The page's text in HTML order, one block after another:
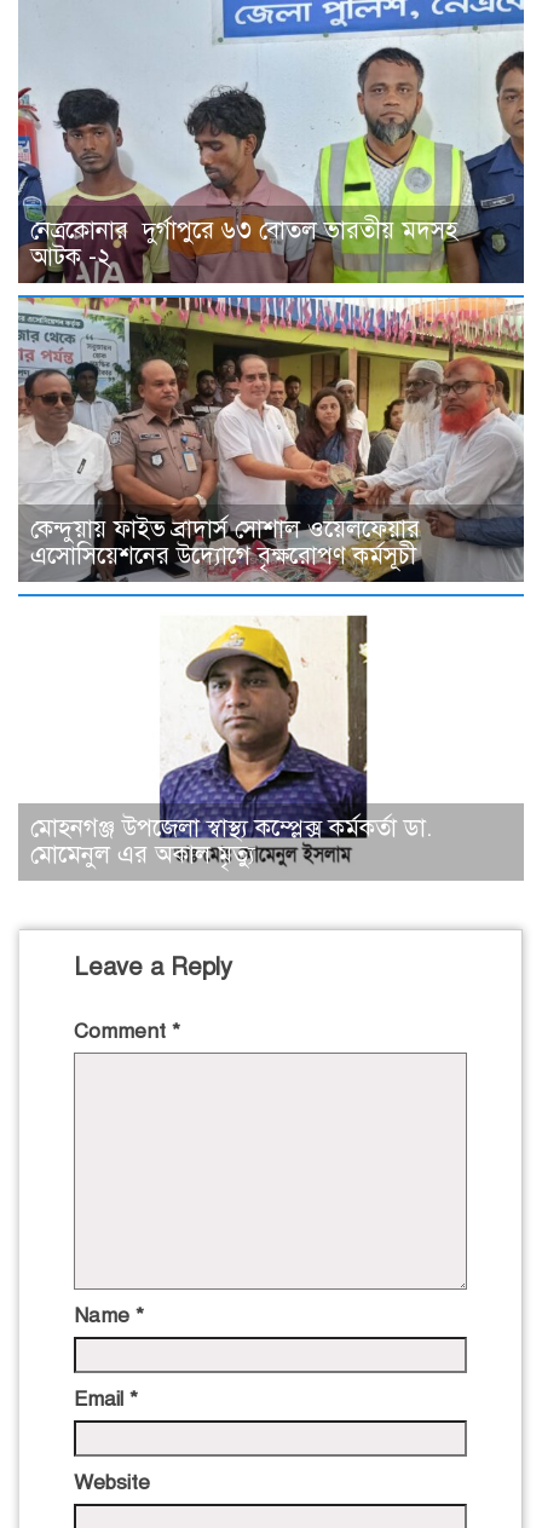
নেত্রকোনার দুর্গাপুরে ৬৩ বোতল ভারতীয় মদসহ
আটক -২
কেন্দুয়ায় ফাইভ ব্রাদার্স সোশাল ওয়েলফেয়ার
এসোসিয়েশনের উদ্যোগে বৃক্ষরোপণ কর্মসূচী
মোহনগঞ্জ উপজেলা স্বাস্থ্য কম্প্লেক্স কর্মকর্তা ডা.
মোমেনুল এর অকাল মৃত্যু
Leave a Reply
Comment *
Name *
Email *
Website